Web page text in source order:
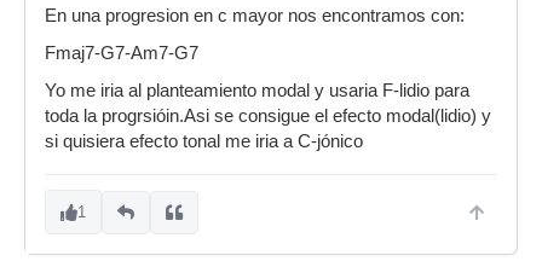
En una progresion en c mayor nos encontramos con:
Fmaj7-G7-Am7-G7
Yo me iria al planteamiento modal y usaria F-lidio para
toda la progrsióin.Asi se consigue el efecto modal(lidio) y
si quisiera efecto tonal me iria a C-jónico
1